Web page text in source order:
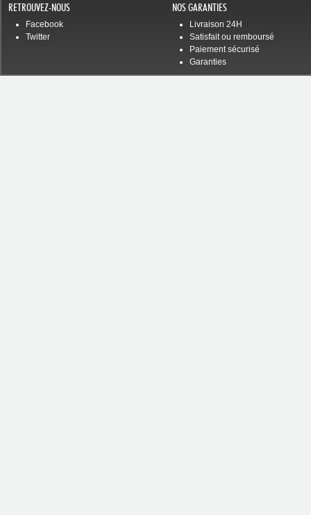
RETROUVEZ-NOUS
Facebook
Twitter
NOS GARANTIES
Livraison 24H
Satisfait ou remboursé
Paiement sécurisé
Garanties